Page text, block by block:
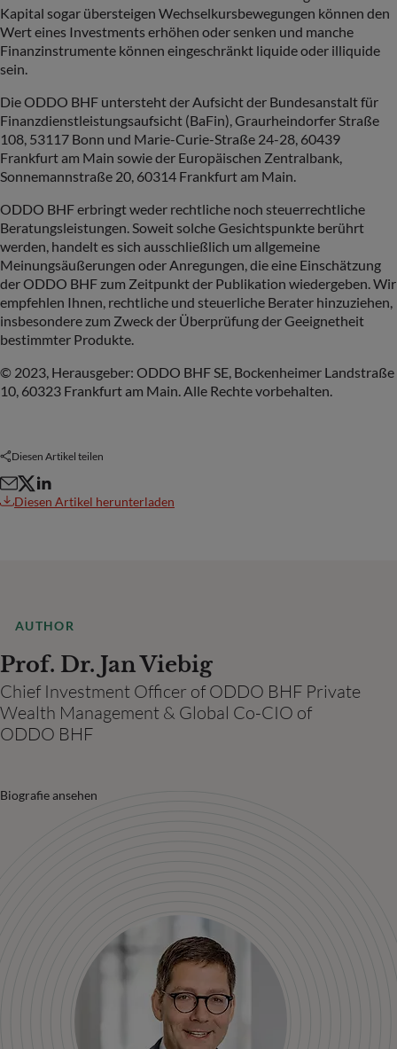
Kapital sogar übersteigen Wechselkursbewegungen können den
Wert eines Investments erhöhen oder senken und manche
Finanzinstrumente können eingeschränkt liquide oder illiquide
sein.
Die ODDO BHF untersteht der Aufsicht der Bundesanstalt für
Finanzdienstleistungsaufsicht (BaFin), Graurheindorfer Straße
108, 53117 Bonn und Marie-Curie-Straße 24-28, 60439
Frankfurt am Main sowie der Europäischen Zentralbank,
Sonnemannstraße 20, 60314 Frankfurt am Main.
ODDO BHF erbringt weder rechtliche noch steuerrechtliche
Beratungsleistungen. Soweit solche Gesichtspunkte berührt
werden, handelt es sich ausschließlich um allgemeine
Meinungsäußerungen oder Anregungen, die eine Einschätzung
der ODDO BHF zum Zeitpunkt der Publikation wiedergeben. Wir
empfehlen Ihnen, rechtliche und steuerliche Berater hinzuziehen,
insbesondere zum Zweck der Überprüfung der Geeignetheit
bestimmter Produkte.
© 2023, Herausgeber: ODDO BHF SE, Bockenheimer Landstraße
10, 60323 Frankfurt am Main. Alle Rechte vorbehalten.
Diesen Artikel teilen
Diesen Artikel herunterladen
AUTHOR
Prof. Dr. Jan Viebig
Chief Investment Officer of ODDO BHF Private
Wealth Management & Global Co-CIO of
ODDO BHF
Biografie ansehen